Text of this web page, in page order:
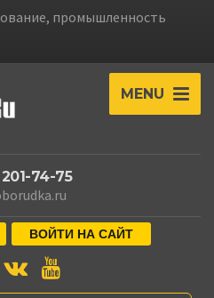
промышленность
MENU
74-75
ВОЙТИ НА САЙТ